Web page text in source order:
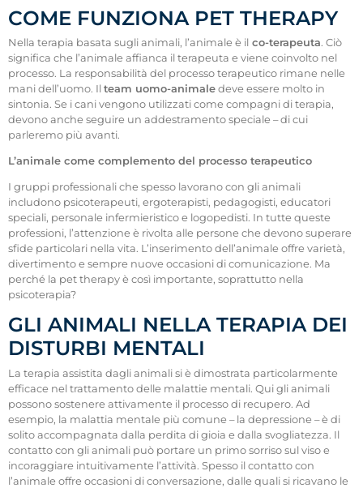
COME FUNZIONA PET THERAPY
Nella terapia basata sugli animali, l’animale è ilco-terapeuta. Ciò
significa che l’animale affianca il terapeuta e viene coinvolto nel
processo. La responsabilità del processo terapeutico rimane nelle
mani dell’uomo. Ilteam uomo-animaledeve essere molto in
sintonia. Se i cani vengono utilizzati come compagni di terapia,
devono anche seguire un addestramento speciale – di cui
parleremo più avanti.
L’animale come complemento del processo terapeutico
I gruppi professionali che spesso lavorano con gli animali
includono psicoterapeuti, ergoterapisti, pedagogisti, educatori
speciali, personale infermieristico e logopedisti. In tutte queste
professioni, l’attenzione è rivolta alle persone che devono superare
sfide particolari nella vita. L’inserimento dell’animale offre varietà,
divertimento e sempre nuove occasioni di comunicazione. Ma
perché la pet therapy è così importante, soprattutto nella
psicoterapia?
GLI ANIMALI NELLA TERAPIA DEI
DISTURBI MENTALI
La terapia assistita dagli animali si è dimostrata particolarmente
efficace nel trattamento delle malattie mentali. Qui gli animali
possono sostenere attivamente il processo di recupero. Ad
esempio, la malattia mentale più comune – la depressione – è di
solito accompagnata dalla perdita di gioia e dalla svogliatezza. Il
contatto con gli animali può portare un primo sorriso sul viso e
incoraggiare intuitivamente l’attività. Spesso il contatto con
l’animale offre occasioni di conversazione, dalle quali si ricavano le